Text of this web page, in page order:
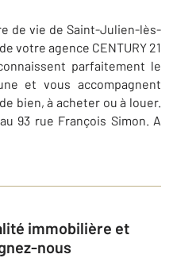
de vie de Saint-Julien-lès-
votre agence CENTURY 21
parfaitement le
et vous accompagnent
bien, à acheter ou à louer.
93 rue François Simon. A
nous